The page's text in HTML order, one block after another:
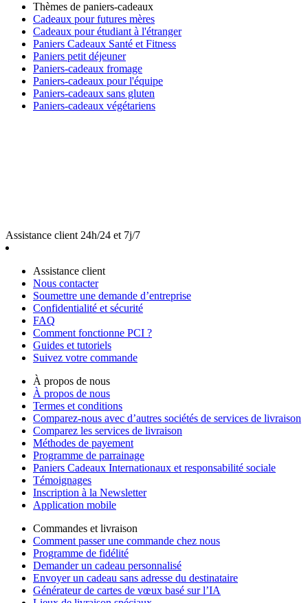
Thèmes de paniers-cadeaux
Cadeaux pour futures mères
Cadeaux pour étudiant à l'étranger
Paniers Cadeaux Santé et Fitness
Paniers petit déjeuner
Paniers-cadeaux fromage
Paniers-cadeaux pour l'équipe
Paniers-cadeaux sans gluten
Paniers-cadeaux végétariens
Assistance client 24h/24 et 7j/7
Assistance client
Nous contacter
Soumettre une demande d’entreprise
Confidentialité et sécurité
FAQ
Comment fonctionne PCI ?
Guides et tutoriels
Suivez votre commande
À propos de nous
À propos de nous
Termes et conditions
Comparez-nous avec d’autres sociétés de services de livraison
Comparez les services de livraison
Méthodes de payement
Programme de parrainage
Paniers Cadeaux Internationaux et responsabilité sociale
Témoignages
Inscription à la Newsletter
Application mobile
Commandes et livraison
Comment passer une commande chez nous
Programme de fidélité
Demander un cadeau personnalisé
Envoyer un cadeau sans adresse du destinataire
Générateur de cartes de vœux basé sur l’IA